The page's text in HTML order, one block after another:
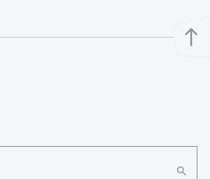
north
search